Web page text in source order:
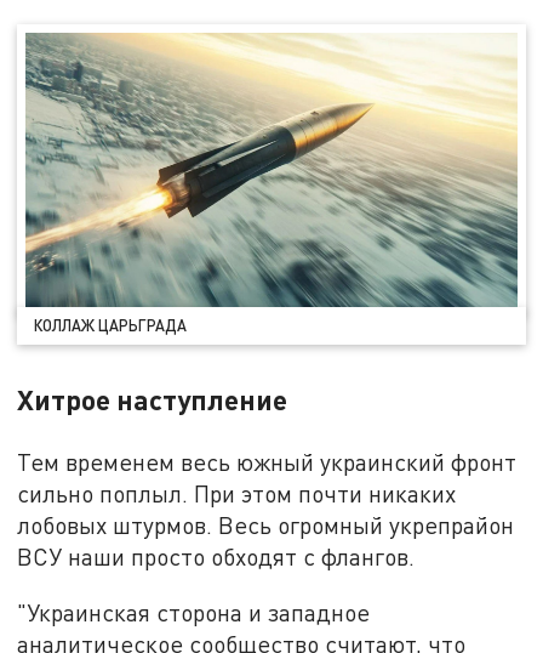
КОЛЛАЖ ЦАРЬГРАДА
Хитрое наступление
Тем временем весь южный украинский фронт
сильно поплыл. При этом почти никаких
лобовых штурмов. Весь огромный укрепрайон
ВСУ наши просто обходят с флангов.
"Украинская сторона и западное
аналитическое сообщество считают, что